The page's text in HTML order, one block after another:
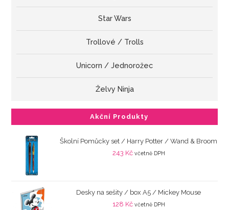
Star Wars
Trollové / Trolls
Unicorn / Jednorožec
Želvy Ninja
Akční Produkty
Školní Pomůcky set / Harry Potter / Wand & Broom
243 Kč včetně DPH
Desky na sešity / box A5 / Mickey Mouse
128 Kč včetně DPH